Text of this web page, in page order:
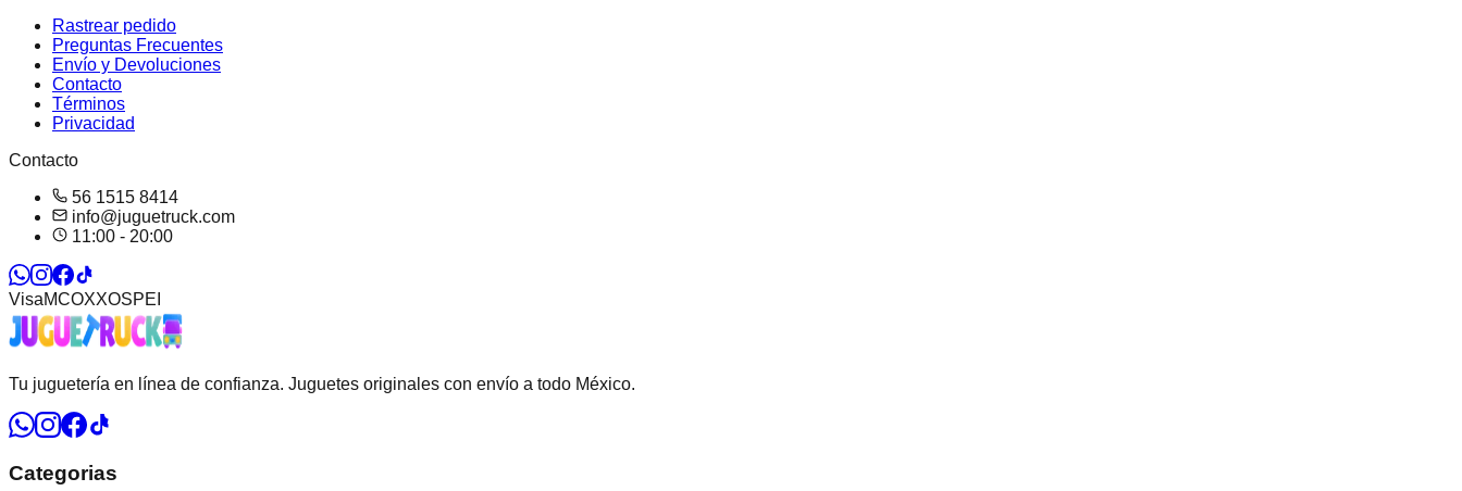
Rastrear pedido
Preguntas Frecuentes
Envío y Devoluciones
Contacto
Términos
Privacidad
Contacto
56 1515 8414
info@juguetruck.com
11:00 - 20:00
VisaMCOXXOSPEI
Tu juguetería en línea de confianza. Juguetes originales con envío a todo México.
Categorias